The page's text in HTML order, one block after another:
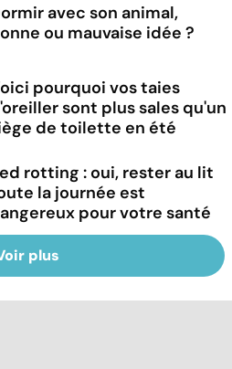
avec son animal,
ou mauvaise idée ?
pourquoi vos taies
sont plus sales qu'un
de toilette en été
rotting : oui, rester au lit
la journée est
pour votre santé
plus